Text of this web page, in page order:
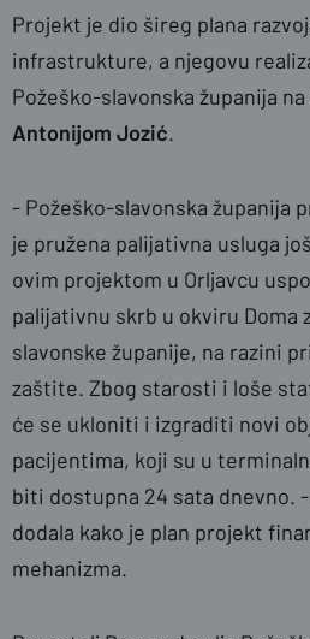
Projekt je dio šireg plana
infrastrukture, a njegovu
Požeško-slavonska županija
Antonijom Jozić.
- Požeško-slavonska županija
je pružena palijativna usluga
ovim projektom u Orljavcu
palijativnu skrb u okviru Doma
slavonske županije, na razini
zaštite. Zbog starosti i loše
će se ukloniti i izgraditi novi
pacijentima, koji su u
biti dostupna 24 sata dnevno.
dodala kako je plan projekt
mehanizma.